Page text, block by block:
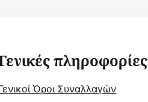
πληροφορίες
Όροι Συναλλαγών